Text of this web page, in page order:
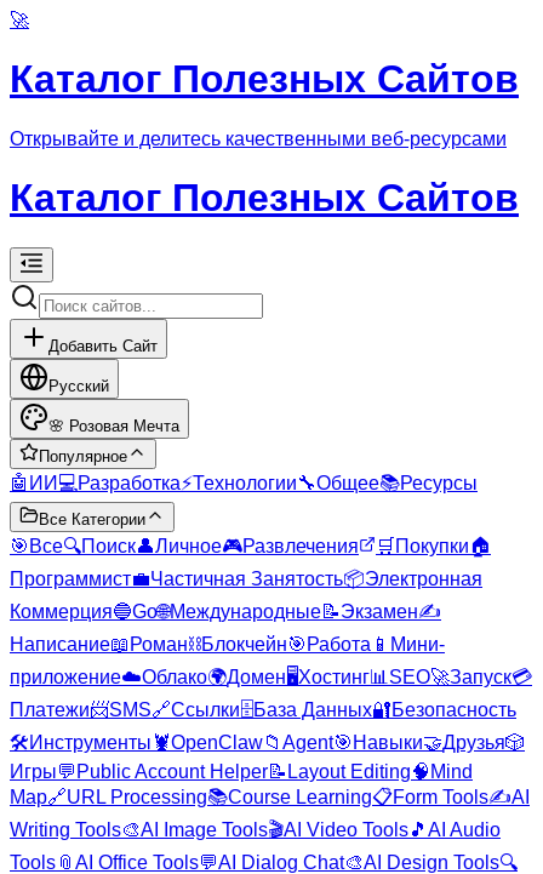
🚀
Каталог Полезных Сайтов
Открывайте и делитесь качественными веб-ресурсами
Каталог Полезных Сайтов
Добавить Сайт
Русский
🌸 Розовая Мечта
Популярное
🤖 ИИ 💻 Разработка⚡Технологии🔧Общее📚Ресурсы
Все Категории
🎯 Все🔍Поиск👤Личное🎮Развлечения 🛒 Покупки🏠
Программист💼Частичная Занятость📦Электронная
Коммерция🔵Go🌐Международные📝Экзамен✍️
Написание📖 Роман⛓️Блокчейн🎯 Работа 📱 Мини-
приложение☁️Облако🌍Домен🖥️Хостинг📊 SEO🚀Запуск💳
Платежи📨SMS🔗Ссылки🗄️База Данных🔐Безопасность
🛠️Инструменты 🦞OpenClaw📁 Agent🎯 Навыки🤝Друзья🎲
Игры💬 Public Account Helper📝 Layout Editing🧠 Mind
Map🔗URL Processing📚Course Learning📋Form Tools✍️AI
Writing Tools🎨AI Image Tools🎬AI Video Tools🎵 AI Audio
Tools 📎 AI Office Tools💬AI Dialog Chat🎨AI Design Tools🔍